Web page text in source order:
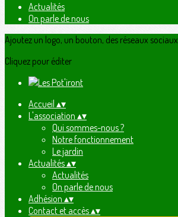
Actualités
On parle de nous
Ajoutez un logo, un bouton, des réseaux sociaux
Cliquez pour éditer
Accueil ▴▾
L'association ▴▾
Qui sommes-nous ?
Notre fonctionnement
Le jardin
Actualités▴▾
Actualités
On parle de nous
Adhésion ▴▾
Contact et accès▴▾